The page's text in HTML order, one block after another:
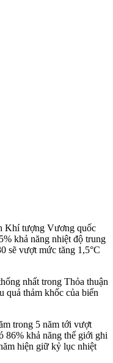
Khí tượng Vương quốc
khả năng nhiệt độ trung
sẽ vượt mức tăng 1,5°C
nhất trong Thỏa thuận
quả thảm khốc của biến
trong 5 năm tới vượt
86% khả năng thế giới ghi
hiện giữ kỷ lục nhiệt